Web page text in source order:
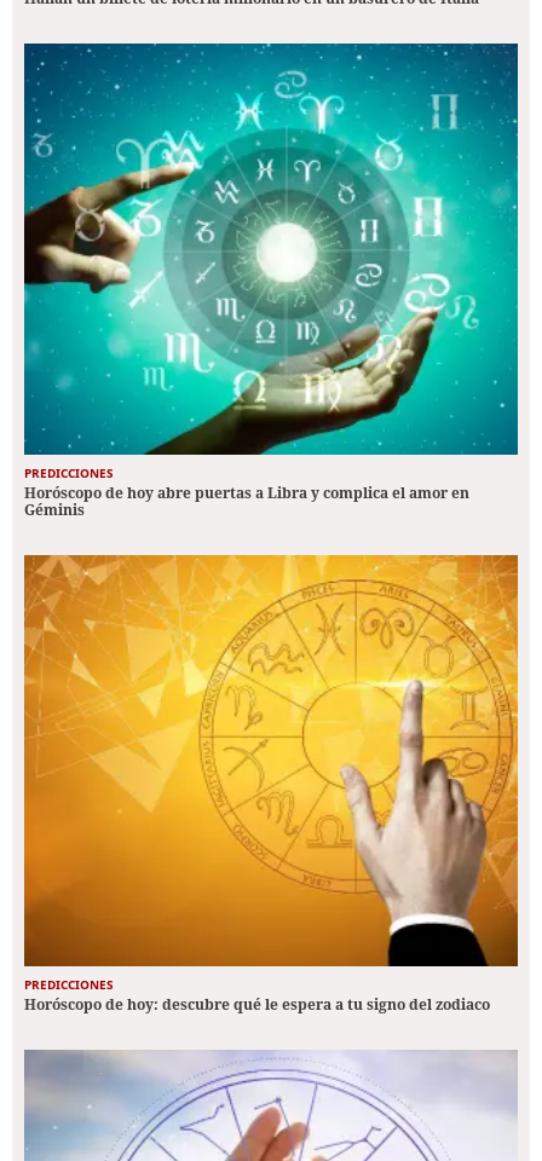
PREDICCIONES
Horóscopo de hoy abre puertas a Libra y complica el amor en
Géminis
PREDICCIONES
Horóscopo de hoy: descubre qué le espera a tu signo del zodiaco